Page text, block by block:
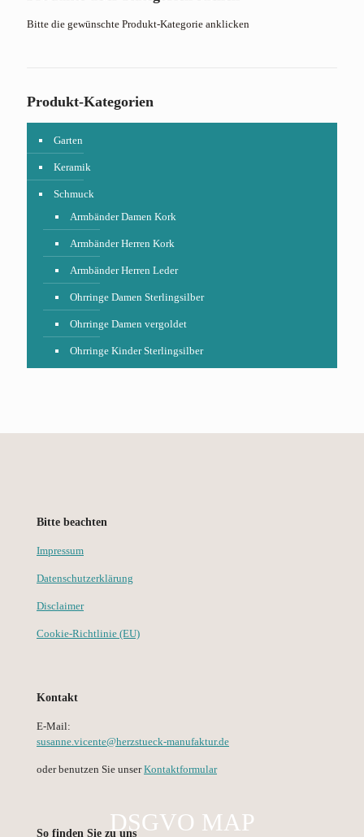
Bitte die gewünschte Produkt-Kategorie anklicken
Produkt-Kategorien
Garten
Keramik
Schmuck
Armbänder Damen Kork
Armbänder Herren Kork
Armbänder Herren Leder
Ohrringe Damen Sterlingsilber
Ohrringe Damen vergoldet
Ohrringe Kinder Sterlingsilber
Bitte beachten
Impressum
Datenschutzerklärung
Disclaimer
Cookie-Richtlinie (EU)
Kontakt
E-Mail:
susanne.vicente@herzstueck-manufaktur.de
oder benutzen Sie unserKontaktformular
So finden Sie zu unsDSGVO MAP